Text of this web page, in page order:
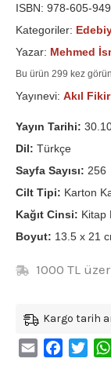
ISBN: 978-605-
Kategoriler:
Yazar: Mehmed
Bu ürün 299 kez
Yayınevi: Akıl Fikir
Yayın Tarihi:
Dil: Türkçe
Sayfa Sayısı: 256
Cilt Tipi: Karton
Kağıt Cinsi: Kitap
Boyut: 13.5 x 21
1000 TL
Kargo tarih
Email Facebook